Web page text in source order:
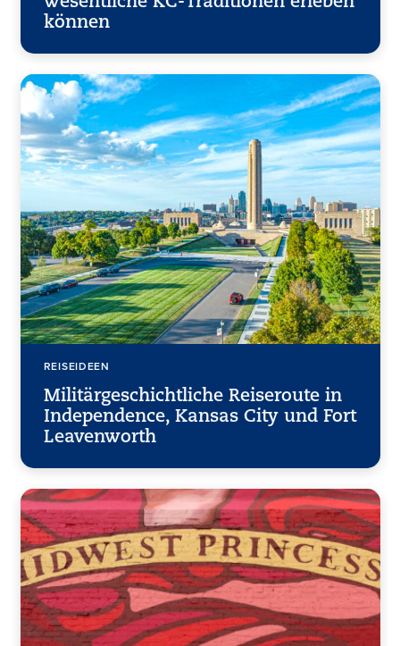
können
REISEIDEEN
Militärgeschichtliche Reiseroute in
Independence, Kansas City und Fort
Leavenworth